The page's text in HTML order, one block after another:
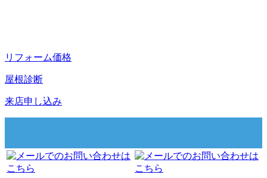
リフォーム価格
屋根診断
来店申し込み